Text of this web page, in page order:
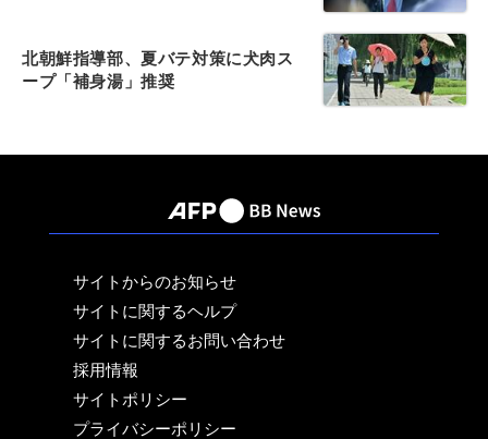
北朝鮮指導部、夏バテ対策に犬肉ス
ープ「補身湯」推奨
サイトからのお知らせ
サイトに関するヘルプ
サイトに関するお問い合わせ
採用情報
サイトポリシー
プライバシーポリシー